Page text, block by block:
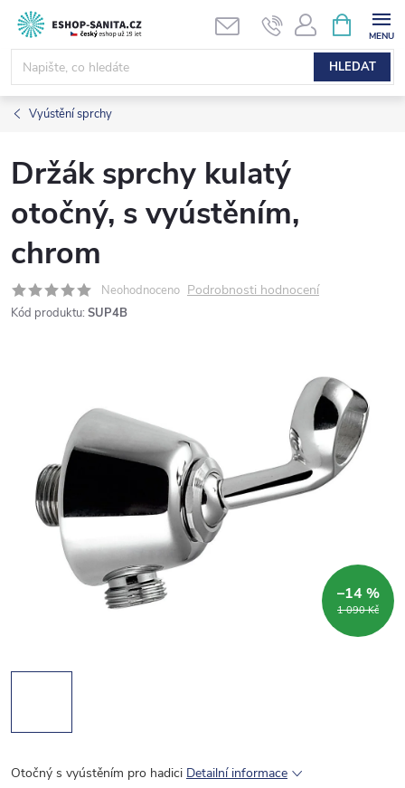
Přejít
obsah
HLEDAT
NÁKUPNÍ
KOŠÍK
Vyústění sprchy
Držák sprchy kulatý
otočný, s vyústěním,
chrom
Neohodnoceno Podrobnosti hodnocení
Kód produktu: SUP4B
1 090 Kč
–14 %
Otočný s vyústěním pro hadici Detailní informace